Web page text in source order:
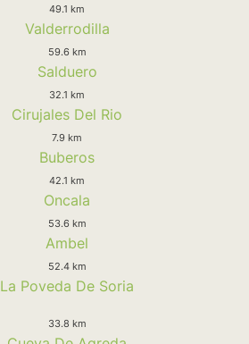
49.1 km
Valderrodilla
59.6 km
Salduero
32.1 km
Cirujales Del Rio
7.9 km
Buberos
42.1 km
Oncala
53.6 km
Ambel
52.4 km
La Poveda De Soria
33.8 km